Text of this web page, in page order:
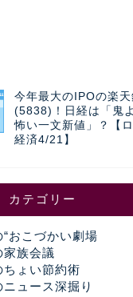
今年最大のIPOの楽天
(5838)！日経は「鬼
怖い一文新値」？【
経済4/21】
カテゴリー
“おこづかい劇場
家族会議
ちょい節約術
ニュース深掘り